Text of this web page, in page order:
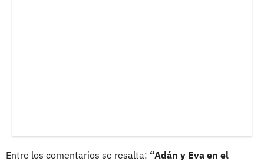
Entre los comentarios se resalta: “Adán y Eva en el